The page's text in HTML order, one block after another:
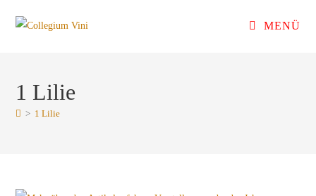
Inhalt
MENÜ
1 Lilie
> 1 Lilie